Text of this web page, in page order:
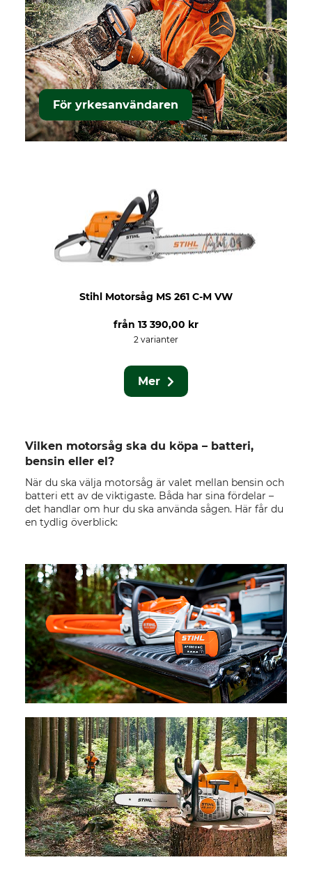
För yrkesanvändaren
Stihl Motorsåg MS 261 C-M VW
från 13 390,00 kr
2 varianter
Mer
Vilken motorsåg ska du köpa – batteri,
bensin eller el?
När du ska välja motorsåg är valet mellan bensin och
batteri ett av de viktigaste. Båda har sina fördelar –
det handlar om hur du ska använda sågen. Här får du
en tydlig överblick: